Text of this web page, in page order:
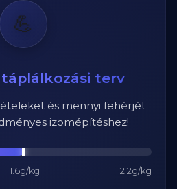
💪
táplálkozási terv
és mennyi fehérjét
izomépítéshez!
1.6g/kg 2.2g/kg